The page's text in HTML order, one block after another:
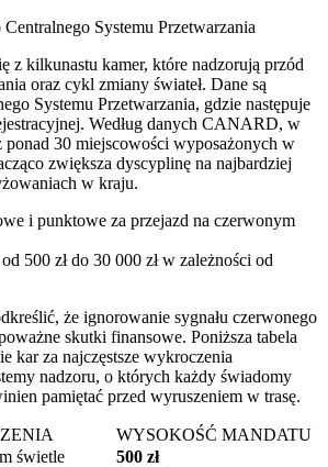
Centralnego Systemu Przetwarzania
z kilkunastu kamer, które nadzorują przód
oraz cykl zmiany świateł. Dane są
Systemu Przetwarzania, gdzie następuje
Według danych CANARD, w
ponad 30 miejscowości wyposażonych w
zwiększa dyscyplinę na najbardziej
w kraju.
i punktowe za przejazd na czerwonym
500 zł do 30 000 zł w zależności od
że ignorowanie sygnału czerwonego
skutki finansowe. Poniższa tabela
kar za najczęstsze wykroczenia
nadzoru, o których każdy świadomy
pamiętać przed wyruszeniem w trasę.
WYSOKOŚĆ MANDATU
świetle
500 zł